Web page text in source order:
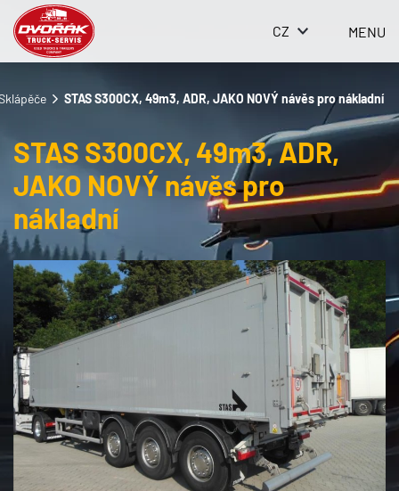
MENU
CZ
STAS S300CX, 49m3, ADR, JAKO NOVÝ návěs pro nákladní
STAS S300CX, 49m3, ADR,
JAKO NOVÝ návěs pro
nákladní